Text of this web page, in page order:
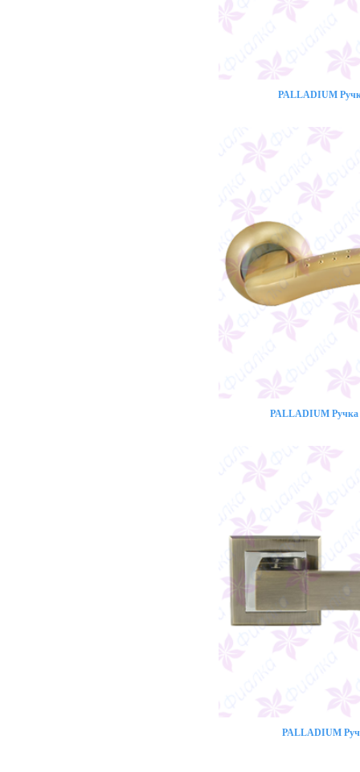
PALLADIUM
PALLADIUM Ручка
PALLADIUM